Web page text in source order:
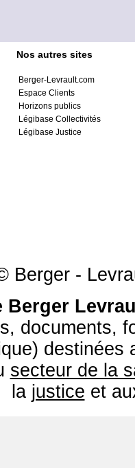
Nos autres sites
Berger-Levrault.com
Espace Clients
Horizons publics
Légibase Collectivités
Légibase Justice
Berger -
Berger
documents,
destinées
secteur de la
la justice et